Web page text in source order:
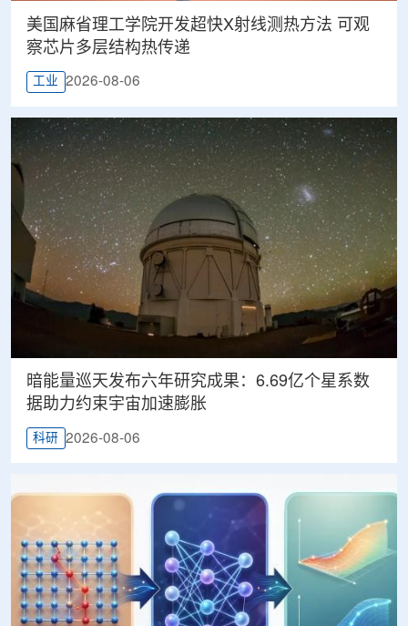
美国麻省理工学院开发超快X射线测热方法 可观
察芯片多层结构热传递
工业 2026-08-06
暗能量巡天发布六年研究成果：6.69亿个星系数
据助力约束宇宙加速膨胀
科研 2026-08-06